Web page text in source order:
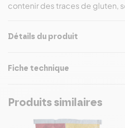
contenir des traces de gluten,
Détails du produit
Fiche technique
Produits similaires